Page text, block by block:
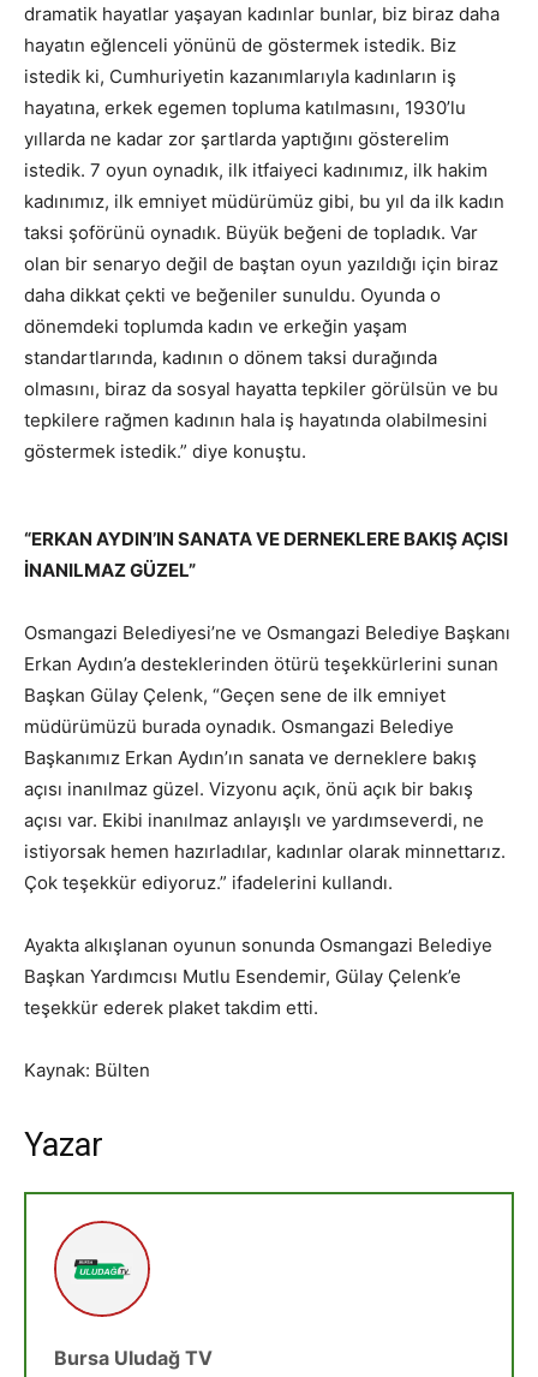
dramatik hayatlar yaşayan kadınlar bunlar, biz biraz daha
hayatın eğlenceli yönünü de göstermek istedik. Biz
istedik ki, Cumhuriyetin kazanımlarıyla kadınların iş
hayatına, erkek egemen topluma katılmasını, 1930’lu
yıllarda ne kadar zor şartlarda yaptığını gösterelim
istedik. 7 oyun oynadık, ilk itfaiyeci kadınımız, ilk hakim
kadınımız, ilk emniyet müdürümüz gibi, bu yıl da ilk kadın
taksi şoförünü oynadık. Büyük beğeni de topladık. Var
olan bir senaryo değil de baştan oyun yazıldığı için biraz
daha dikkat çekti ve beğeniler sunuldu. Oyunda o
dönemdeki toplumda kadın ve erkeğin yaşam
standartlarında, kadının o dönem taksi durağında
olmasını, biraz da sosyal hayatta tepkiler görülsün ve bu
tepkilere rağmen kadının hala iş hayatında olabilmesini
göstermek istedik.” diye konuştu.
“ERKAN AYDIN’IN SANATA VE DERNEKLERE BAKIŞ AÇISI
İNANILMAZ GÜZEL”
Osmangazi Belediyesi’ne ve Osmangazi Belediye Başkanı
Erkan Aydın’a desteklerinden ötürü teşekkürlerini sunan
Başkan Gülay Çelenk, “Geçen sene de ilk emniyet
müdürümüzü burada oynadık. Osmangazi Belediye
Başkanımız Erkan Aydın’ın sanata ve derneklere bakış
açısı inanılmaz güzel. Vizyonu açık, önü açık bir bakış
açısı var. Ekibi inanılmaz anlayışlı ve yardımseverdi, ne
istiyorsak hemen hazırladılar, kadınlar olarak minnettarız.
Çok teşekkür ediyoruz.” ifadelerini kullandı.
Ayakta alkışlanan oyunun sonunda Osmangazi Belediye
Başkan Yardımcısı Mutlu Esendemir, Gülay Çelenk’e
teşekkür ederek plaket takdim etti.
Kaynak: Bülten
Yazar
Bursa Uludağ TV